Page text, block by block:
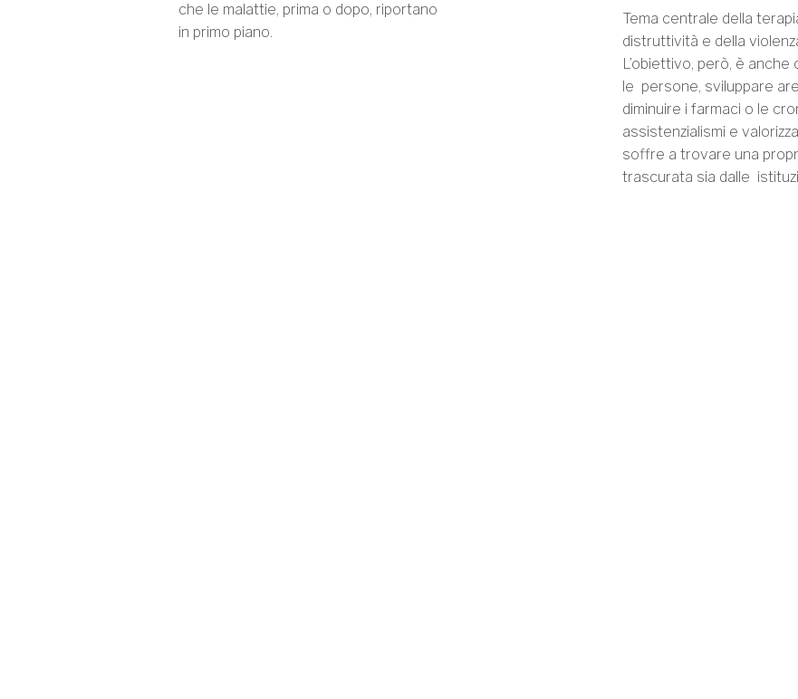
che le malattie, prima o dopo, riportano
in primo piano.
Tema centrale della
distruttività e della
L’obiettivo, però, è
le persone, sviluppare
diminuire i farmaci o le
assistenzialismi e
soffre a trovare una
trascurata sia dalle